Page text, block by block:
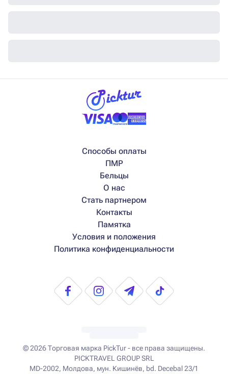
Способы оплаты
ПМР
Бельцы
О нас
Стать партнером
Контакты
Памятка
Условия и положения
Политика конфиденциальности
© 2026Торговая марка PickTur - все права защищены.
PICKTRAVEL GROUP SRL
MD-2002, Молдова, мун. Кишинёв, bd. Decebal 23/1